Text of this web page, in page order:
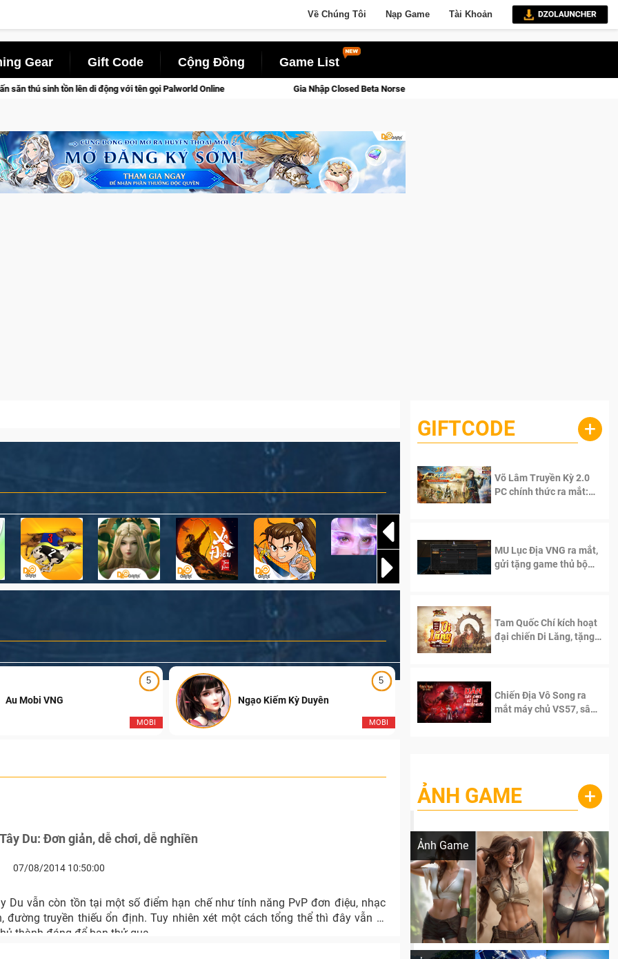
Về Chúng Tôi Nạp Game Tài Khoản
Gear Gift Code Cộng Đồng Game List
Palworld Online Gia Nhập Closed Beta Norse Saga: Cửu Giới Thức Tỉnh, Săn DJI Osmo Pocket 3 Ngay Hôm Nay
5
MOBI
Au Mobi VNG
5
MOBI
Ngạo Kiếm Kỳ Duyên Ngạo Thiên Mobile
Du: Đơn giản, dễ chơi, dễ nghiền
07/08/2014 10:50:00
Du vẫn còn tồn tại một số điểm hạn chế như tính năng PvP đơn điệu, nhạc
đường truyền thiếu ổn định. Tuy nhiên xét một cách tổng thể thì đây vẫn là
thành đáng để bạn thử qua.
GIFTCODE +
Võ Lâm Truyền Kỳ 2.0
PC chính thức ra mắt:
MU Lục Địa VNG ra mắt,
gửi tặng game thủ bộ
Tam Quốc Chí kích hoạt
đại chiến Di Lăng, tặng
Chiến Địa Vô Song ra
mắt máy chủ VS57, sân
ẢNH GAME +
Ảnh Game
Lala Croft vừa nóng vừa xinh dưới nét vẽ
Khi AI Cosplay gái đẹp One Piece